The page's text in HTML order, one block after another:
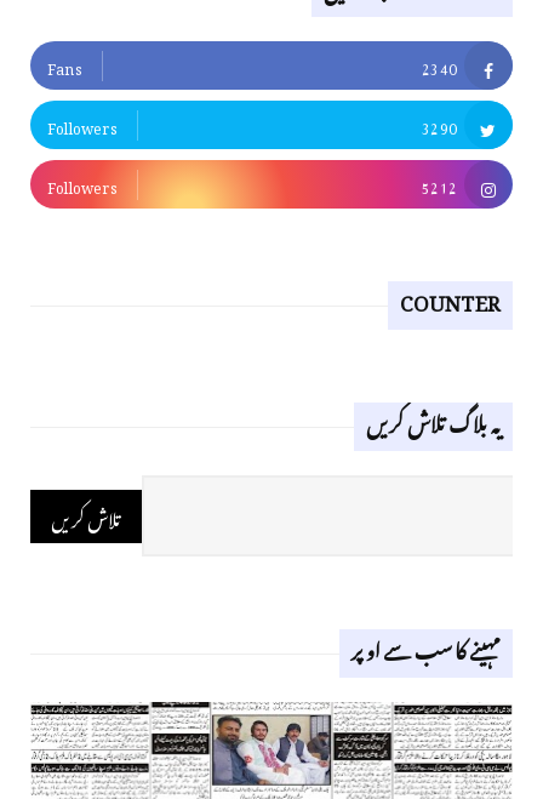
2340
Fans
3290
Followers
5212
Followers
COUNTER
یہ بلاگ تلاش کریں
مہینے کا سب سے اوپر